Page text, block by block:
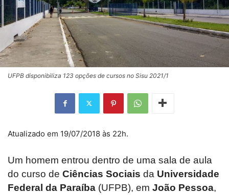
UFPB disponibiliza 123 opções de cursos no Sisu 2021/1
Atualizado em 19/07/2018 às 22h.
Um homem entrou dentro de uma sala de aula
do curso de Ciências Sociais da Universidade
Federal da Paraíba (UFPB), em João Pessoa,